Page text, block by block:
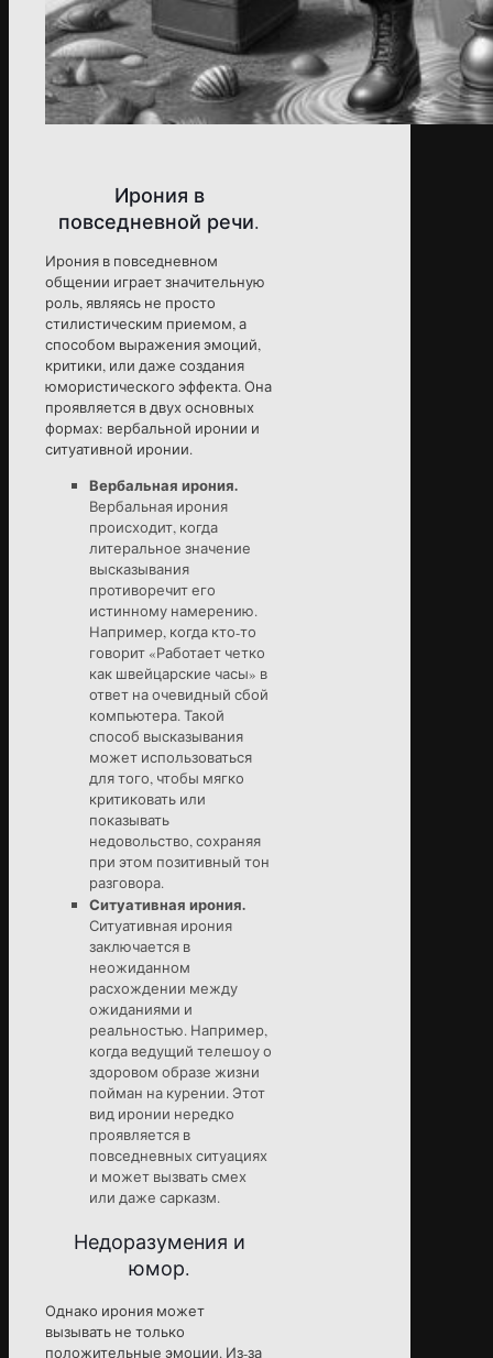
Ирония в
повседневной речи.
Ирония в повседневном
общении играет значительную
роль, являясь не просто
стилистическим приемом, а
способом выражения эмоций,
критики, или даже создания
юмористического эффекта. Она
проявляется в двух основных
формах: вербальной иронии и
ситуативной иронии.
Вербальная ирония.
Вербальная ирония
происходит, когда
литеральное значение
высказывания
противоречит его
истинному намерению.
Например, когда кто-то
говорит «Работает четко
как швейцарские часы» в
ответ на очевидный сбой
компьютера. Такой
способ высказывания
может использоваться
для того, чтобы мягко
критиковать или
показывать
недовольство, сохраняя
при этом позитивный тон
разговора.
Ситуативная ирония.
Ситуативная ирония
заключается в
неожиданном
расхождении между
ожиданиями и
реальностью. Например,
когда ведущий телешоу о
здоровом образе жизни
пойман на курении. Этот
вид иронии нередко
проявляется в
повседневных ситуациях
и может вызвать смех
или даже сарказм.
Недоразумения и
юмор.
Однако ирония может
вызывать не только
положительные эмоции. Из-за